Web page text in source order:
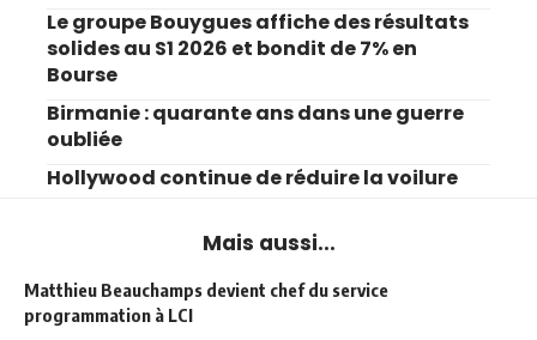
Le groupe Bouygues affiche des résultats
solides au S1 2026 et bondit de 7% en
Bourse
Birmanie : quarante ans dans une guerre
oubliée
Hollywood continue de réduire la voilure
Mais aussi...
Matthieu Beauchamps devient chef du service
programmation à LCI